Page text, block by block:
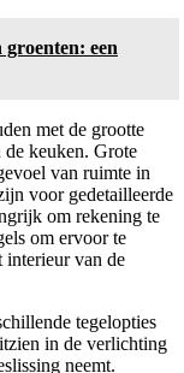
groenten: een
met de grootte
keuken. Grote
van ruimte in
voor gedetailleerde
om rekening te
om ervoor te
interieur van de
tegelopties
in de verlichting
neemt.